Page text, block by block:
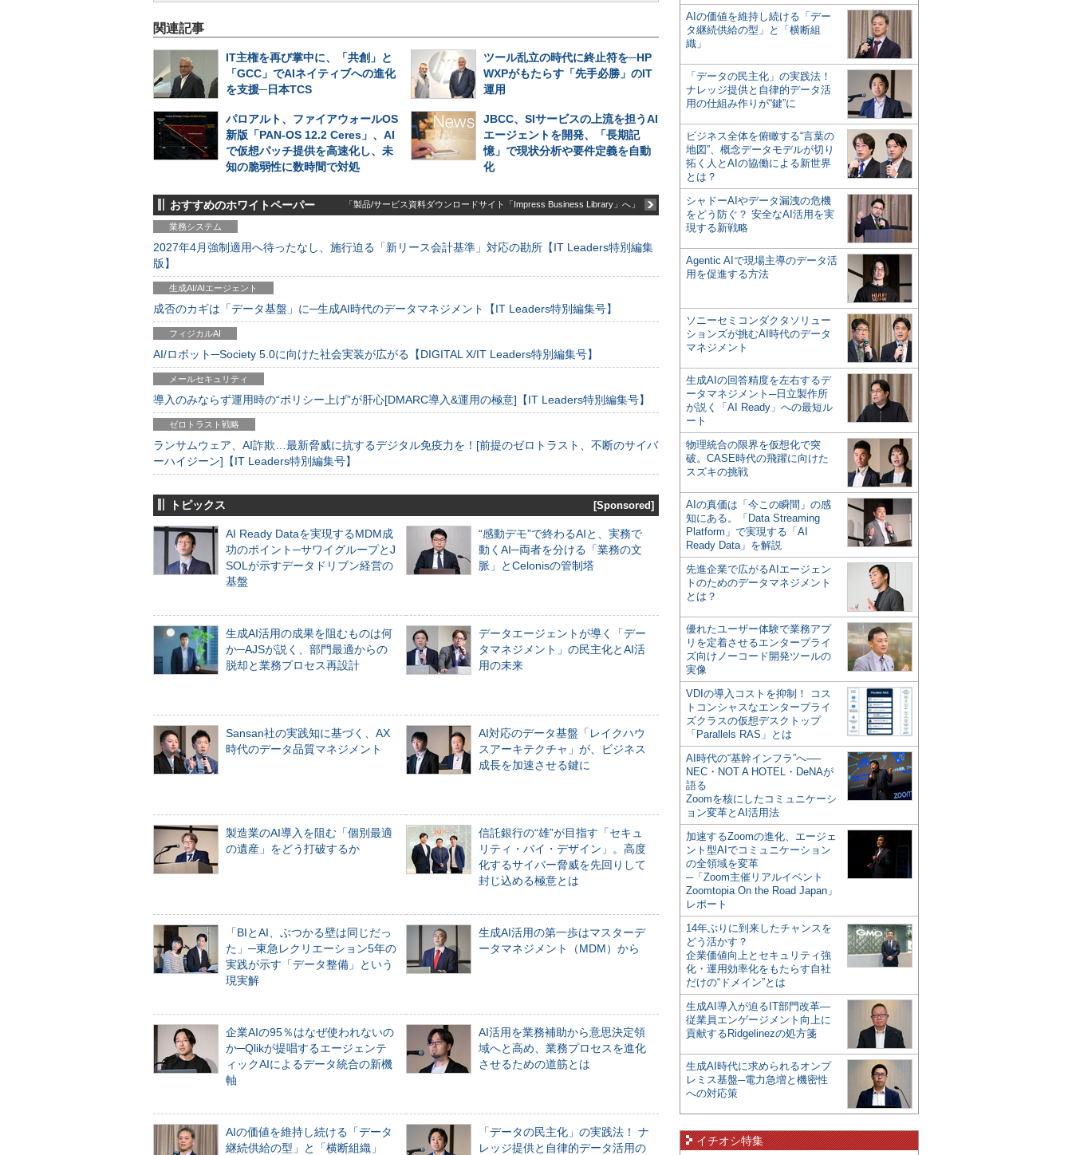
関連記事
IT主権を再び掌中に、「共創」と
「GCC」でAIネイティブへの進化
を支援─日本TCS
ツール乱立の時代に終止符を─HP
WXPがもたらす「先手必勝」のIT
運用
パロアルト、ファイアウォールOS
新版「PAN-OS 12.2 Ceres」、AI
で仮想パッチ提供を高速化し、未
知の脆弱性に数時間で対処
JBCC、SIサービスの上流を担うAI
エージェントを開発、「長期記
憶」で現状分析や要件定義を自動
化
おすすめのホワイトペーパー 「製品/サービス資料ダウンロードサイト「Impress Business Library」へ」
業務システム
2027年4月強制適用へ待ったなし、施行迫る「新リース会計基準」対応の勘所【IT Leaders特別編集
版】
生成AI/AIエージェント
成否のカギは「データ基盤」に─生成AI時代のデータマネジメント【IT Leaders特別編集号】
フィジカルAI
AI/ロボット─Society 5.0に向けた社会実装が広がる【DIGITAL X/IT Leaders特別編集号】
メールセキュリティ
導入のみならず運用時の“ポリシー上げ”が肝心[DMARC導入&運用の極意]【IT Leaders特別編集号】
ゼロトラスト戦略
ランサムウェア、AI詐欺…最新脅威に抗するデジタル免疫力を！[前提のゼロトラスト、不断のサイバ
ーハイジーン]【IT Leaders特別編集号】
トピックス [Sponsored]
AI Ready Dataを実現するMDM成
功のポイント─サワイグループとJ
SOLが示すデータドリブン経営の
基盤
“感動デモ”で終わるAIと、実務で
動くAI─両者を分ける「業務の文
脈」とCelonisの管制塔
生成AI活用の成果を阻むものは何
か─AJSが説く、部門最適からの
脱却と業務プロセス再設計
データエージェントが導く「デー
タマネジメント」の民主化とAI活
用の未来
Sansan社の実践知に基づく、AX
時代のデータ品質マネジメント
AI対応のデータ基盤「レイクハウ
スアーキテクチャ」が、ビジネス
成長を加速させる鍵に
製造業のAI導入を阻む「個別最適
の遺産」をどう打破するか
信託銀行の“雄”が目指す「セキュ
リティ・バイ・デザイン」。高度
化するサイバー脅威を先回りして
封じ込める極意とは
「BIとAI、ぶつかる壁は同じだっ
た」─東急レクリエーション5年の
実践が示す「データ整備」という
現実解
生成AI活用の第一歩はマスターデ
ータマネジメント（MDM）から
企業AIの95％はなぜ使われないの
か─Qlikが提唱するエージェンテ
ィックAIによるデータ統合の新機
軸
AI活用を業務補助から意思決定領
域へと高め、業務プロセスを進化
させるための道筋とは
AIの価値を維持し続ける「データ
継続供給の型」と「横断組織」
「データの民主化」の実践法！ ナ
レッジ提供と自律的データ活用の
AIの価値を維持し続ける「デー
タ継続供給の型」と「横断組
織」
「データの民主化」の実践法！
ナレッジ提供と自律的データ活
用の仕組み作りが“鍵”に
ビジネス全体を俯瞰する“言葉の
地図”、概念データモデルが切り
拓く人とAIの協働による新世界
とは？
シャドーAIやデータ漏洩の危機
をどう防ぐ？ 安全なAI活用を実
現する新戦略
Agentic AIで現場主導のデータ活
用を促進する方法
ソニーセミコンダクタソリュー
ションズが挑むAI時代のデータ
マネジメント
生成AIの回答精度を左右するデ
ータマネジメント─日立製作所
が説く「AI Ready」への最短ル
ート
物理統合の限界を仮想化で突
破。CASE時代の飛躍に向けた
スズキの挑戦
AIの真価は「今この瞬間」の感
知にある。「Data Streaming
Platform」で実現する「AI
Ready Data」を解説
先進企業で広がるAIエージェン
トのためのデータマネジメント
とは？
優れたユーザー体験で業務アプ
リを定着させるエンタープライ
ズ向けノーコード開発ツールの
実像
VDIの導入コストを抑制！ コス
トコンシャスなエンタープライ
ズクラスの仮想デスクトップ
「Parallels RAS」とは
AI時代の“基幹インフラ”へ──
NEC・NOT A HOTEL・DeNAが
語る
Zoomを核にしたコミュニケーシ
ョン変革とAI活用法
加速するZoomの進化、エージェ
ント型AIでコミュニケーション
の全領域を変革
─「Zoom主催リアルイベント
Zoomtopia On the Road Japan」
レポート
14年ぶりに到来したチャンスを
どう活かす？
企業価値向上とセキュリティ強
化・運用効率化をもたらす自社
だけの“ドメイン”とは
生成AI導入が迫るIT部門改革―
従業員エンゲージメント向上に
貢献するRidgelinezの処方箋
生成AI時代に求められるオンプ
レミス基盤─電力急増と機密性
への対応策
イチオシ特集